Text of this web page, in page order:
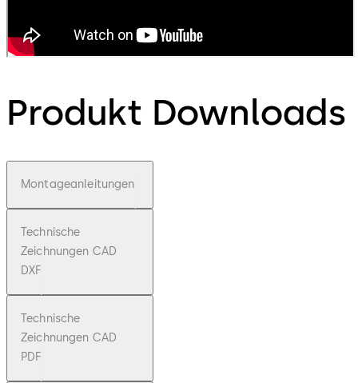
Produkt Downloads
Montageanleitungen
Technische
Zeichnungen CAD
DXF
Technische
Zeichnungen CAD
PDF